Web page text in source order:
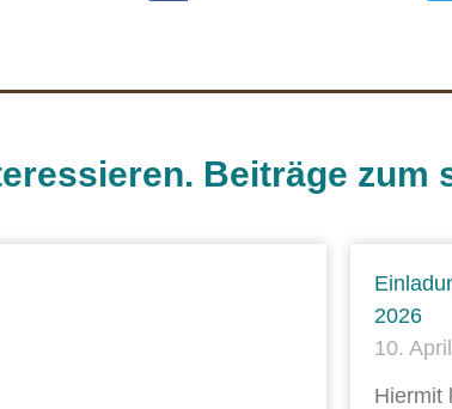
Beiträge zum
2026
10.
Hiermit